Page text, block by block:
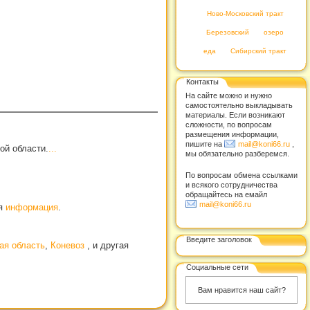
области....
информация.
область, Коневоз , и другая
Ново-Московский тракт
Березовский озеро
еда Сибирский тракт
Контакты
На сайте можно и нужно
самостоятельно выкладывать
материалы. Если возникают
сложности, по вопросам
размещения информации,
пишите на
mail@koni66.ru
мы обязательно разберемся.
По вопросам обмена ссылками
и всякого сотрудничества
обращайтесь на емайл
mail@koni66.ru
Введите заголовок
Социальные сети
Вам нравится наш сайт?